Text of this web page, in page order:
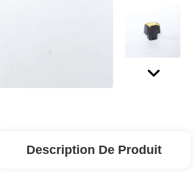
Description De Produit